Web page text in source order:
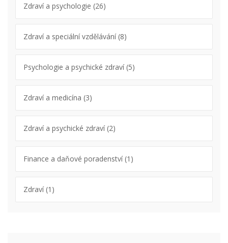
Zdraví a psychologie (26)
Zdraví a speciální vzdělávání(8)
Psychologie a psychické zdraví(5)
Zdraví a medicína (3)
Zdraví a psychické zdraví(2)
Finance a daňové poradenství(1)
Zdraví(1)